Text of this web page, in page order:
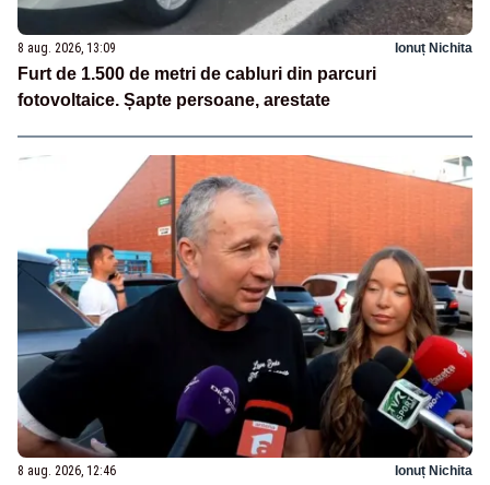
8 aug. 2026, 13:09 Ionuț Nichita
Furt de 1.500 de metri de cabluri din parcuri
fotovoltaice. Șapte persoane, arestate
8 aug. 2026, 12:46 Ionuț Nichita